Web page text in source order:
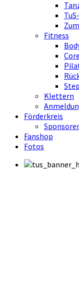
Fitness
Klettern
Förderkreis
Fanshop
Fotos